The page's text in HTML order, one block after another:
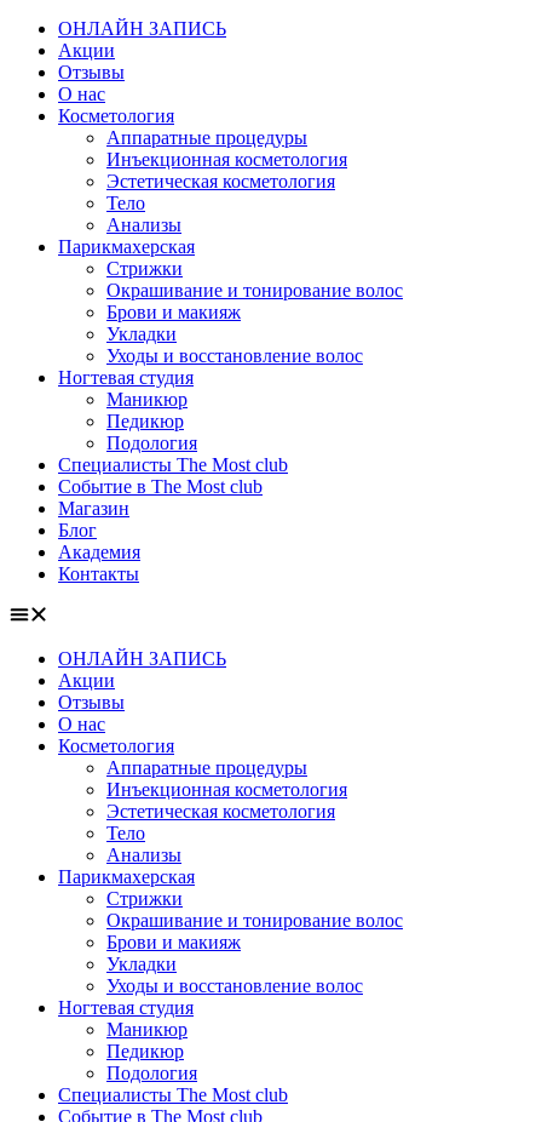
ОНЛАЙН ЗАПИСЬ
Акции
Отзывы
О нас
Косметология
Аппаратные процедуры
Инъекционная косметология
Эстетическая косметология
Тело
Анализы
Парикмахерская
Стрижки
Окрашивание и тонирование волос
Брови и макияж
Укладки
Уходы и восстановление волос
Ногтевая студия
Маникюр
Педикюр
Подология
Специалисты The Most club
Событие в The Most club
Магазин
Блог
Академия
Контакты
ОНЛАЙН ЗАПИСЬ
Акции
Отзывы
О нас
Косметология
Аппаратные процедуры
Инъекционная косметология
Эстетическая косметология
Тело
Анализы
Парикмахерская
Стрижки
Окрашивание и тонирование волос
Брови и макияж
Укладки
Уходы и восстановление волос
Ногтевая студия
Маникюр
Педикюр
Подология
Специалисты The Most club
Событие в The Most club